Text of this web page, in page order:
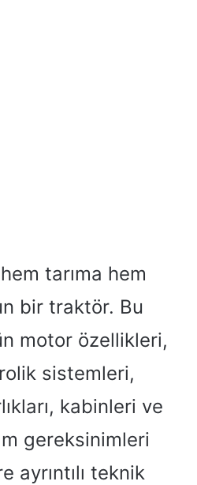
tarıma hem
bir traktör. Bu
motor özellikleri,
sistemleri,
kabinleri ve
gereksinimleri
ayrıntılı teknik